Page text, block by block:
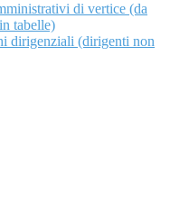
di vertice (da
tabelle)
dirigenziali (dirigenti non